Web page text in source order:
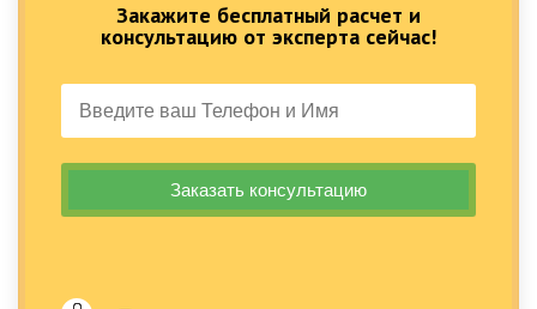
Закажите бесплатный расчет и
консультацию от эксперта сейчас!